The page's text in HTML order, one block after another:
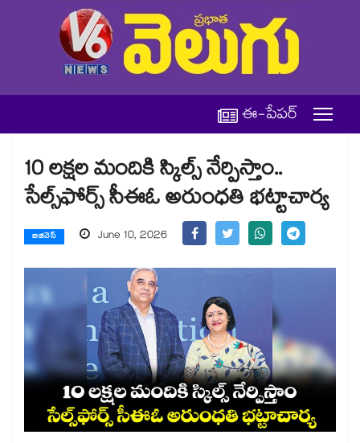
ఈ-పేపర్
10 లక్షల మందికి స్కిల్స్ నేర్పిస్తాం..
సేల్స్⁭ఫోర్స్ సీఈఓ అరుంధతి భట్టాచార్య
బిజినెస్ June 10, 2026